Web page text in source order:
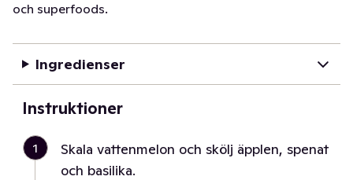
och superfoods.
Ingredienser
Instruktioner
1
Skala vattenmelon och skölj äpplen, spenat
och basilika.